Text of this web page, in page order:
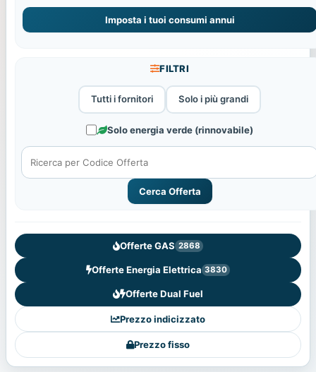
Imposta i tuoi consumi annui
FILTRI
Tutti i fornitori Solo i più grandi
Solo energia verde (rinnovabile)
Cerca Offerta
Offerte GAS 2868
Offerte Energia Elettrica 3830
Offerte Dual Fuel
Prezzo indicizzato
Prezzo fisso